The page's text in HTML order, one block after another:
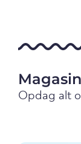
Magasin
Opdag alt